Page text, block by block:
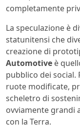
completamente
La speculazione è
statunitensi che
creazione di
Automotive è
pubblico dei
ruote modificate,
scheletro di
ovviamente grandi
con la Terra.